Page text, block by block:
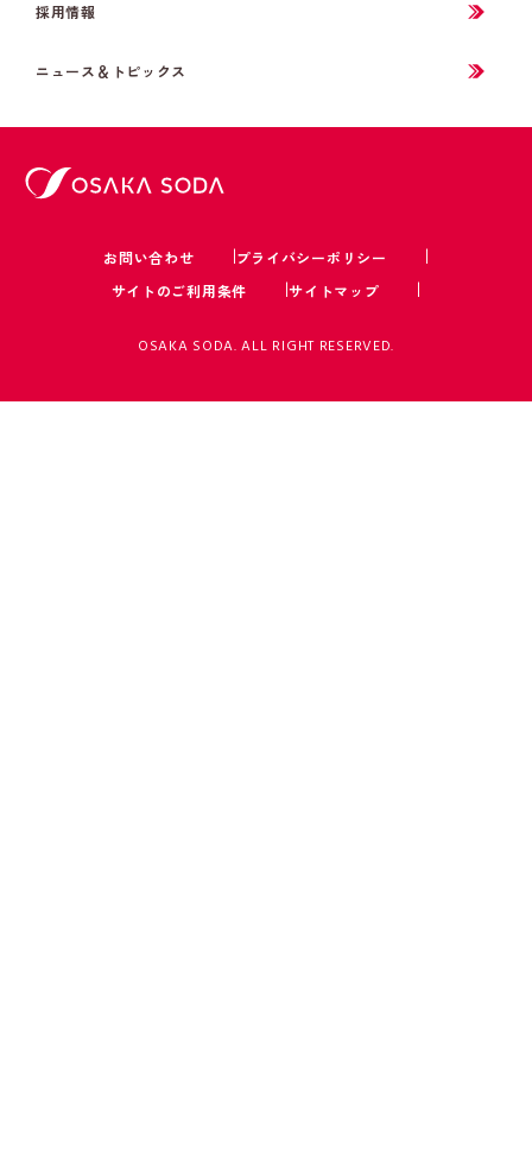
採用情報
ニュース＆トピックス
お問い合わせ
プライバシーポリシー
サイトのご利用条件
サイトマップ
OSAKA SODA. ALL RIGHT RESERVED.